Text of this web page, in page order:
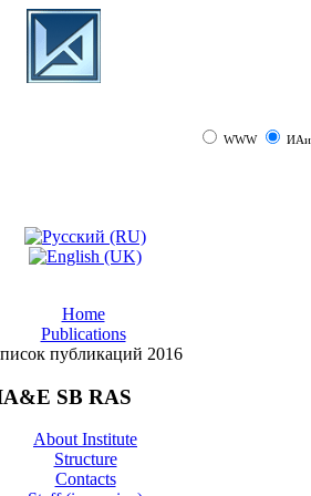
WWW
Home
Publications
публикаций 2016
SB RAS
About Institute
Structure
Contacts